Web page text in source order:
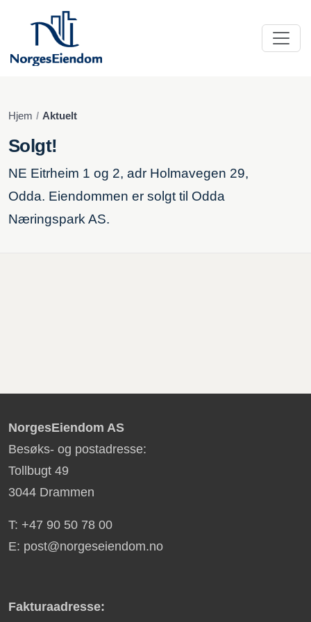
Hjem Aktuelt
Solgt!
NE Eitrheim 1 og 2, adr Holmavegen 29,
Odda. Eiendommen er solgt til Odda
Næringspark AS.
NorgesEiendom AS
Besøks- og postadresse:
Tollbugt 49
3044 Drammen
T: +47 90 50 78 00
E: post@norgeseiendom.no
Fakturaadresse: